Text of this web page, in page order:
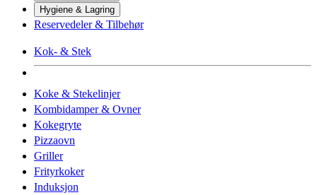
Hygiene & Lagring
Reservedeler & Tilbehør
Kok- & Stek
Koke & Stekelinjer
Kombidamper & Ovner
Kokegryte
Pizzaovn
Griller
Frityrkoker
Induksjon